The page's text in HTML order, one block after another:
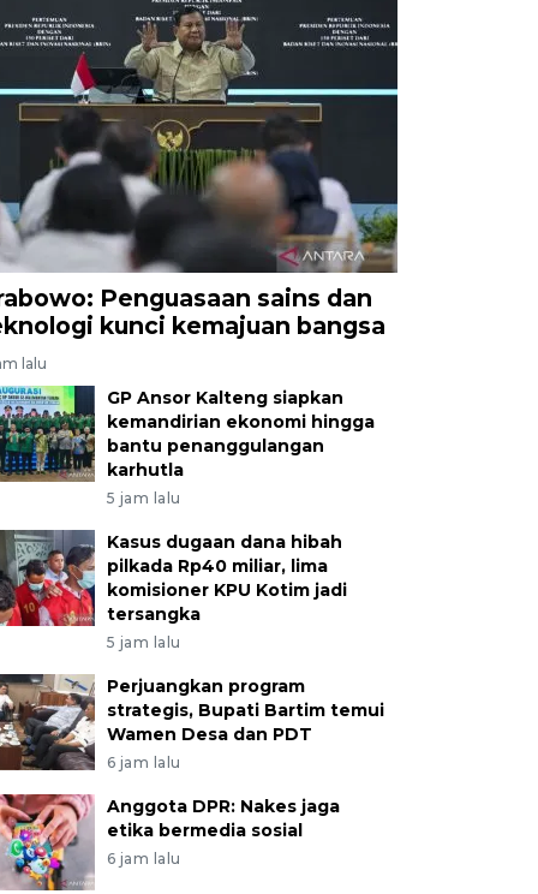
Penguasaan sains dan
kunci kemajuan bangsa
lalu
GP Ansor Kalteng siapkan
kemandirian ekonomi hingga
bantu penanggulangan
karhutla
5 jam lalu
Kasus dugaan dana hibah
pilkada Rp40 miliar, lima
komisioner KPU Kotim jadi
tersangka
5 jam lalu
Perjuangkan program
strategis, Bupati Bartim temui
Wamen Desa dan PDT
6 jam lalu
Anggota DPR: Nakes jaga
etika bermedia sosial
6 jam lalu